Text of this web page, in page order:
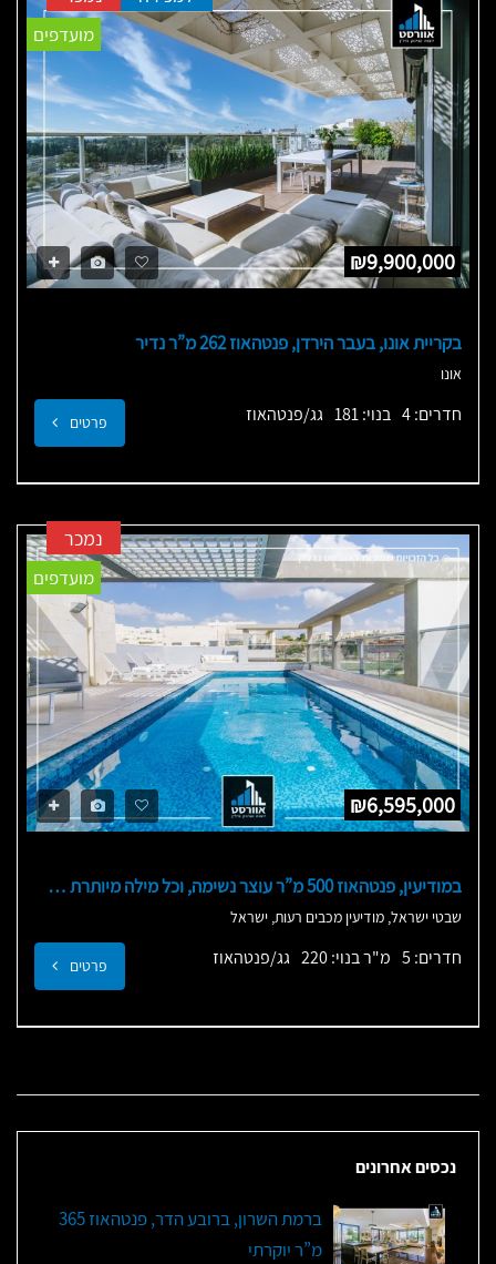
מועדפים
₪9,900,000
בקריית אונו, בעבר הירדן, פנטהאוז 262 מ”ר נדיר
אונו
חדרים: 4 בנוי: 181 גג/פנטהאוז פרטים
מועדפים
נמכר
₪6,595,000
במודיעין, פנטהאוז 500 מ”ר עוצר נשימה, וכל מילה מיותרת WOW
שבטי ישראל, מודיעין מכבים רעות, ישראל
חדרים: 5 מ"ר בנוי: 220 גג/פנטהאוז פרטים
נכסים אחרונים
ברמת השרון, ברובע הדר, פנטהאוז 365
מ”ר יוקרתי